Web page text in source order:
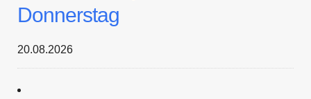
Donnerstag
20.08.2026